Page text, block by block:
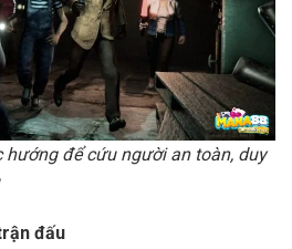
hướng để cứu người an toàn, duy
đấu